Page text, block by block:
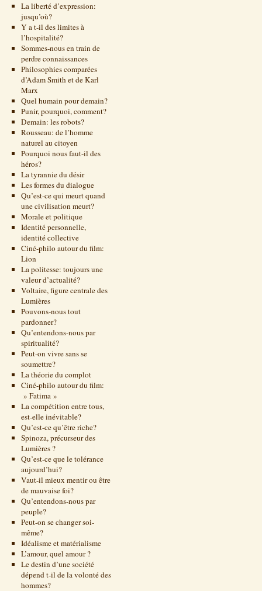
La liberté d’expression:
jusqu’où?
Y a t-il des limites à
l’hospitalité?
Sommes-nous en train de
perdre connaissances
Philosophies comparées
d’Adam Smith et de Karl
Marx
Quel humain pour demain?
Punir, pourquoi, comment?
Demain: les robots?
Rousseau: de l’homme
naturel au citoyen
Pourquoi nous faut-il des
héros?
La tyrannie du désir
Les formes du dialogue
Qu’est-ce qui meurt quand
une civilisation meurt?
Morale et politique
Identité personnelle,
identité collective
Ciné-philo autour du film:
Lion
La politesse: toujours une
valeur d’actualité?
Voltaire, figure centrale des
Lumières
Pouvons-nous tout
pardonner?
Qu’entendons-nous par
spiritualité?
Peut-on vivre sans se
soumettre?
La théorie du complot
Ciné-philo autour du film:
» Fatima »
La compétition entre tous,
est-elle inévitable?
Qu’est-ce qu’être riche?
Spinoza, précurseur des
Lumières ?
Qu’est-ce que le tolérance
aujourd’hui?
Vaut-il mieux mentir ou être
de mauvaise foi?
Qu’entendons-nous par
peuple?
Peut-on se changer soi-
même?
Idéalisme et matérialisme
L’amour, quel amour ?
Le destin d’une société
dépend t-il de la volonté des
hommes?